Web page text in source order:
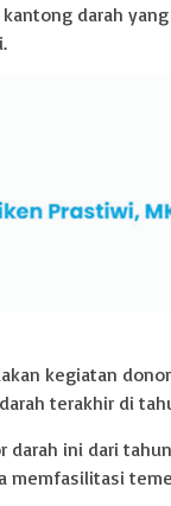
darah
kegiatan
terakhir di
ini dari
memfasilitasi